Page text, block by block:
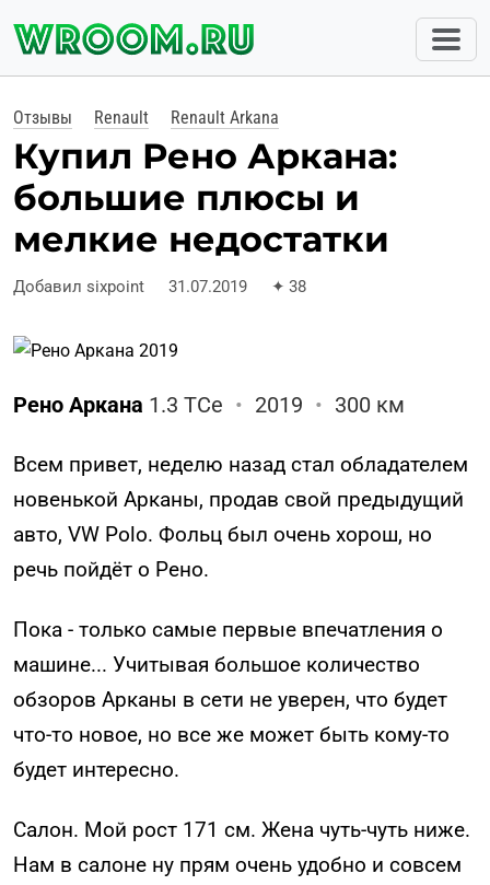
Отзывы Renault Renault Arkana
Купил Рено Аркана:
большие плюсы и
мелкие недостатки
Добавил sixpoint 31.07.2019 ✦ 38
Рено Аркана 1.3 TCe • 2019 • 300 км
Всем привет, неделю назад стал обладателем
новенькой Арканы, продав свой предыдущий
авто, VW Polo. Фольц был очень хорош, но
речь пойдёт о Рено.
Пока - только самые первые впечатления о
машине... Учитывая большое количество
обзоров Арканы в сети не уверен, что будет
что-то новое, но все же может быть кому-то
будет интересно.
Салон. Мой рост 171 см. Жена чуть-чуть ниже.
Нам в салоне ну прям очень удобно и совсем